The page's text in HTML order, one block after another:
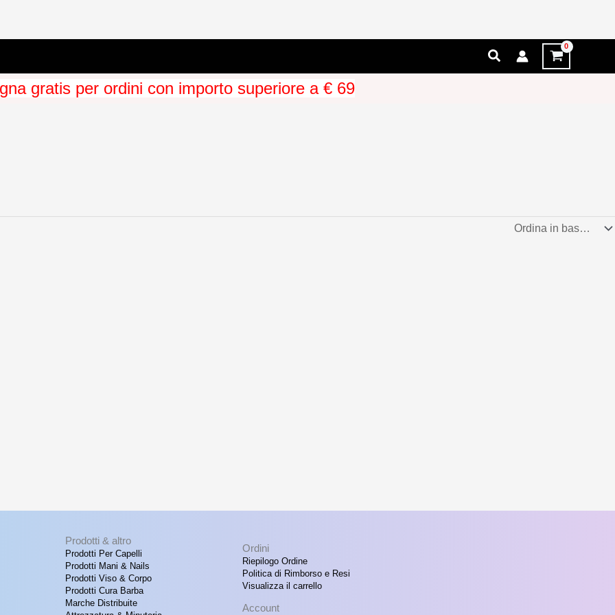
Cerca
gratis per ordini con importo superiore a € 69
Prodotti & altro
Prodotti Per Capelli
Prodotti Mani & Nails
Prodotti Viso & Corpo
Prodotti Cura Barba
Marche Distribuite
Ordini
Riepilogo Ordine
Politica di Rimborso e Resi
Visualizza il carrello
Account